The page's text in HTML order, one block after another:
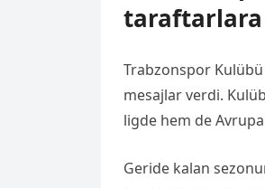
taraftarlara
Trabzonspor
mesajlar verdi.
ligde hem de
Geride kalan